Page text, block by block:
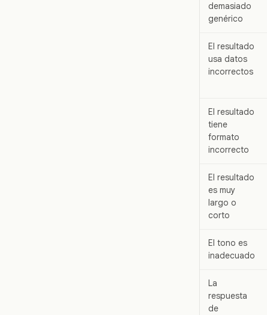
demasiado
genérico
El resultado
usa datos
incorrectos
El resultado
tiene
formato
incorrecto
El resultado
es muy
largo o
corto
El tono es
inadecuado
La
respuesta
de